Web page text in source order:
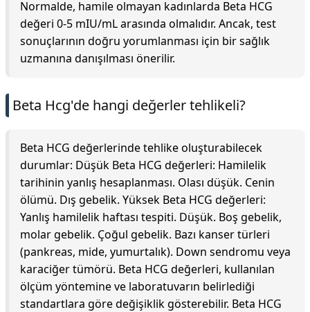
Normalde, hamile olmayan kadınlarda Beta HCG
değeri 0-5 mIU/mL arasında olmalıdır. Ancak, test
sonuçlarının doğru yorumlanması için bir sağlık
uzmanına danışılması önerilir.
Beta Hcg'de hangi değerler tehlikeli?
Beta HCG değerlerinde tehlike oluşturabilecek
durumlar: Düşük Beta HCG değerleri: Hamilelik
tarihinin yanlış hesaplanması. Olası düşük. Cenin
ölümü. Dış gebelik. Yüksek Beta HCG değerleri:
Yanlış hamilelik haftası tespiti. Düşük. Boş gebelik,
molar gebelik. Çoğul gebelik. Bazı kanser türleri
(pankreas, mide, yumurtalık). Down sendromu veya
karaciğer tümörü. Beta HCG değerleri, kullanılan
ölçüm yöntemine ve laboratuvarın belirlediği
standartlara göre değişiklik gösterebilir. Beta HCG